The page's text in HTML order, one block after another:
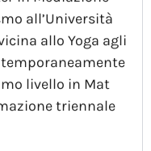
all’Università
allo Yoga agli
livello in Mat
triennale